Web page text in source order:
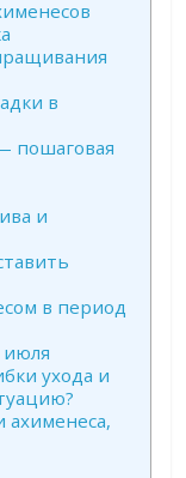
в
пошаговая
и
в период
июля
ухода и
ахименеса,